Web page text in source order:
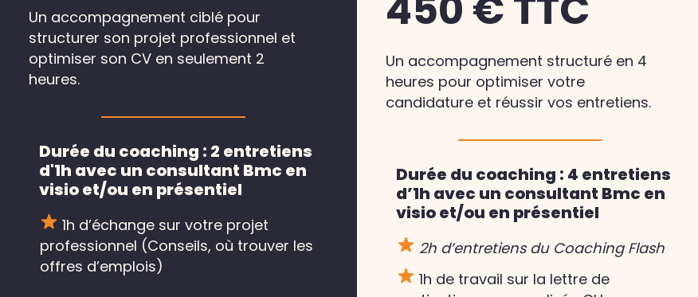
Un accompagnement ciblé pour
structurer son projet professionnel et
optimiser son CV en seulement 2
heures.
Durée du coaching : 2 entretiens
d'1h avec un consultant Bmc en
visio et/ou en présentiel
1h d’échange sur votre projet
professionnel (Conseils, où trouver les
offres d’emplois)
Un accompagnement structuré en 4
heures pour optimiser votre
candidature et réussir vos entretiens.
Durée du coaching : 4 entretiens
d’1h avec un consultant Bmc en
visio et/ou en présentiel
2h d’entretiens du Coaching Flash
1h de travail sur la lettre de